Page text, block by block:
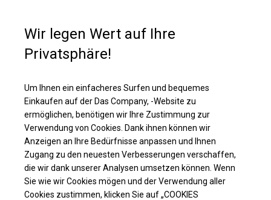
Solides Lager- und Garagenzelt | 4x8 m
Wir legen Wert auf Ihre
Privatsphäre!
Um Ihnen ein einfacheres Surfen und bequemes
Einkaufen auf der Das Company, -Website zu
ermöglichen, benötigen wir Ihre Zustimmung zur
Verwendung von Cookies. Dank ihnen können wir
Anzeigen an Ihre Bedürfnisse anpassen und Ihnen
Zugang zu den neuesten Verbesserungen verschaffen,
die wir dank unserer Analysen umsetzen können. Wenn
Sie wie wir Cookies mögen und der Verwendung aller
Cookies zustimmen, klicken Sie auf „COOKIES